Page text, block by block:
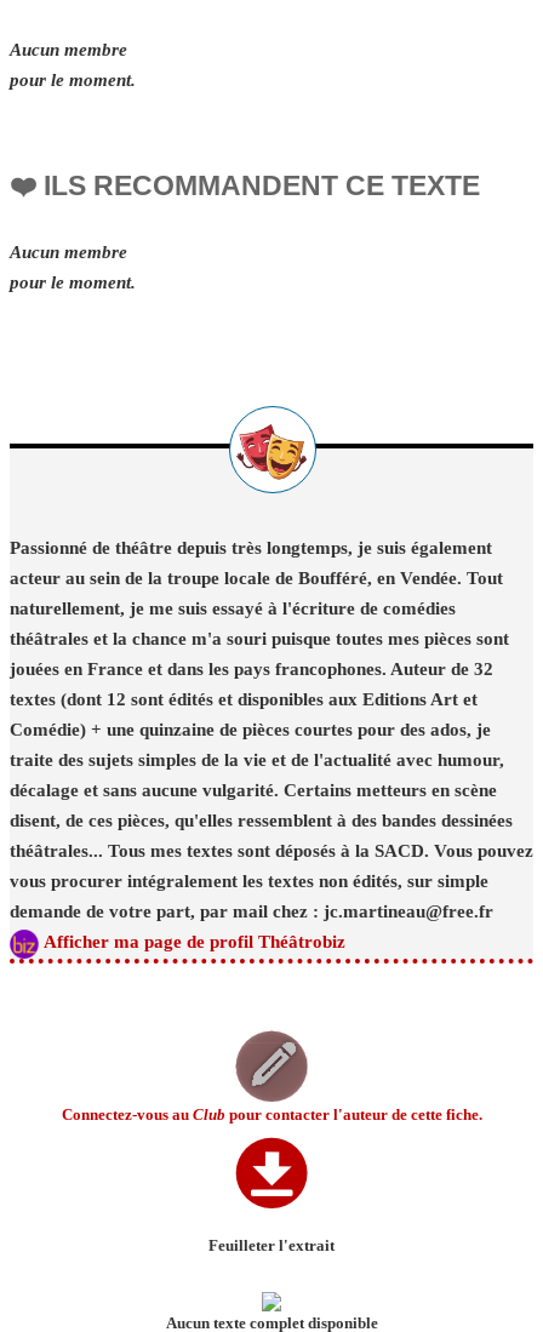
Aucun membre
pour le moment.
❤️ ILS RECOMMANDENT CE TEXTE
Aucun membre
pour le moment.
Passionné de théâtre depuis très longtemps, je suis également
acteur au sein de la troupe locale de Boufféré, en Vendée. Tout
naturellement, je me suis essayé à l'écriture de comédies
théâtrales et la chance m'a souri puisque toutes mes pièces sont
jouées en France et dans les pays francophones. Auteur de 32
textes (dont 12 sont édités et disponibles aux Editions Art et
Comédie) + une quinzaine de pièces courtes pour des ados, je
traite des sujets simples de la vie et de l'actualité avec humour,
décalage et sans aucune vulgarité. Certains metteurs en scène
disent, de ces pièces, qu'elles ressemblent à des bandes dessinées
théâtrales... Tous mes textes sont déposés à la SACD. Vous pouvez
vous procurer intégralement les textes non édités, sur simple
demande de votre part, par mail chez : jc.martineau@free.fr
Afficher ma page de profil Théâtrobiz
Connectez-vous au Club pour contacter l'auteur de cette fiche.
Feuilleter l'extrait
Aucun texte complet disponible